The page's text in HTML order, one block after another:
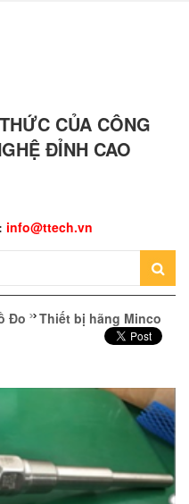
CỦA CÔNG
ĐỈNH CAO
info@ttech.vn
Đo Thiết bị hãng Minco